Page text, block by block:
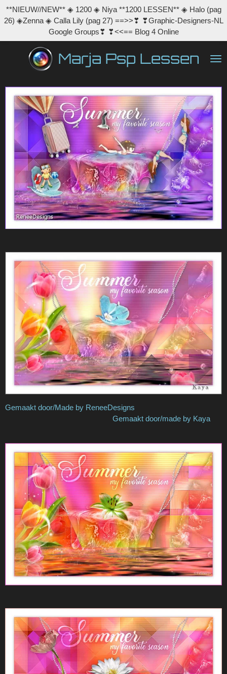
Ga
direct
de
hoofdinhoud
Marja Psp Lessen
**NIEUW//NEW** ◈ 1200 ◈ Niya **1200 LESSEN** ◈ Halo (pag
26) ◈Zenna ◈ Calla Lily (pag 27) ==>>❣ ❣Graphic-Designers-NL
Google Groups❣ ❣<<== Blog 4 Online
Gemaakt door/Made by ReneeDesigns
Gemaakt door/made by Kaya